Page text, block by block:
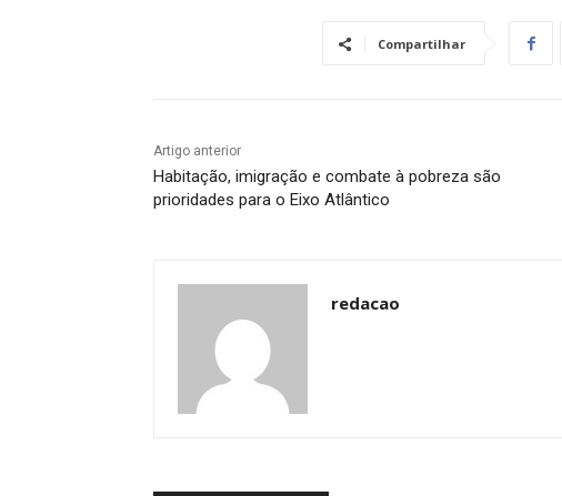
Compartilhar
Artigo anterior
Habitação, imigração e combate à pobreza são
prioridades para o Eixo Atlântico
redacao